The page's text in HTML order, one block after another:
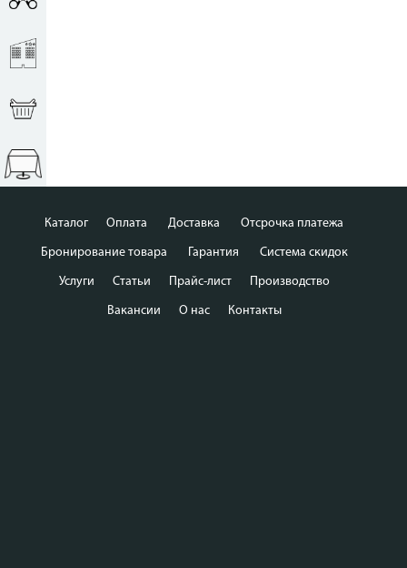
Каталог Оплата Доставка Отсрочка платежа
Бронирование товара Гарантия Система скидок
Услуги Статьи Прайс-лист Производство
Вакансии О нас Контакты